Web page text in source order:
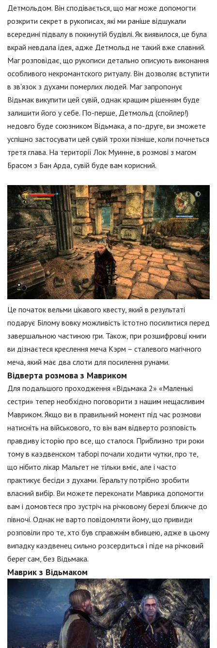
Детмольдом. Він сподівається, що маг може допомогти
розкрити секрет в рукописах, які ми раніше відшукали
всередині підвалу в покинутій будівлі. Як виявилося, це була
вкрай невдала ідея, адже Детмольд не такий вже славний.
Маг розповідає, що рукописи детально описують виконання
особливого некромантского ритуалу. Він дозволяє вступити
в зв'язок з духами померлих людей. Маг запропонує
Відьмак викупити цей сувій, однак кращим рішенням буде
залишити його у себе. По-перше, Детмольд (спойлер!)
недовго буде союзником Відьмака, а по-друге, ви зможете
успішно застосувати цей сувій трохи пізніше, коли почнеться
третя глава. На території Лок Муинне, в розмові з магом
Брасом з Бан Арда, сувій буде вам корисний.
Це початок вельми цікавого квесту, який в результаті
подарує Білому вовку можливість істотно посилитися перед
завершальною частиною гри. Також, при розшифровці книги
ви дізнаєтеся креслення меча Кэрм – сталевого магічного
меча, який має два слоти для посилення рунами.
Відверта розмова з Мавриком
Для подальшого проходження «Відьмака 2» «Маленькі
сестри» тепер необхідно поговорити з нашим нещасливим
Мавриком. Якщо ви в правильний момент під час розмови
натисніть на військового, то він вам відверто розповість
правдиву історію про все, що сталося. Приблизно три роки
тому в каэдвенском таборі почали ходити чутки, про те,
що нібито лікар Мальгет не тільки вміє, але і часто
практикує бесіди з духами. Геральту потрібно зробити
власний вибір. Ви можете переконати Маврика допомогти
вам і домовтеся про зустріч на річковому березі ближче до
півночі. Однак не варто повідомляти йому, що привиди
розповіли про те, хто був справжнім вбивцею, адже в цьому
випадку каэдвенец сильно розсердиться і піде на річковий
берег сам, без Відьмака.
Маврик з Відьмаком